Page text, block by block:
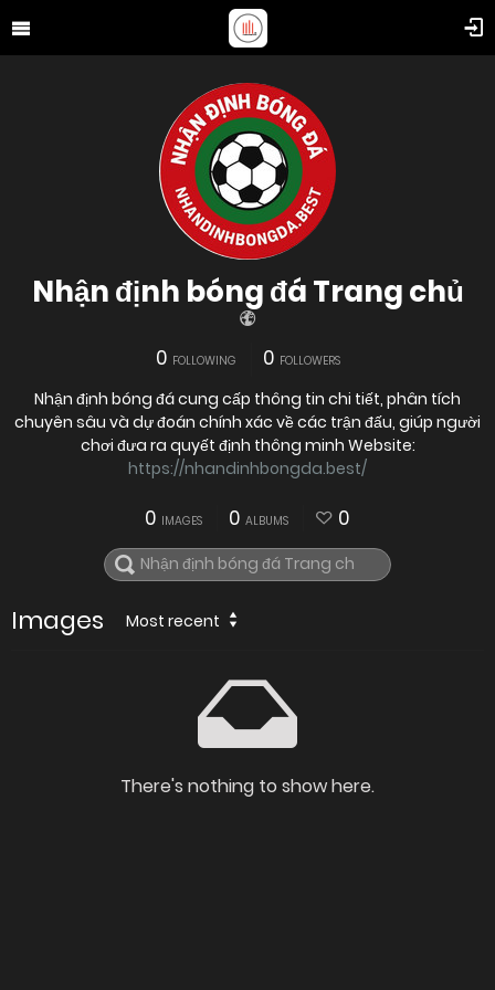
Nhận định bóng đá Trang chủ
0 FOLLOWING 0 FOLLOWERS
Nhận định bóng đá cung cấp thông tin chi tiết, phân tích
chuyên sâu và dự đoán chính xác về các trận đấu, giúp người
chơi đưa ra quyết định thông minh Website:
https://nhandinhbongda.best/
0 IMAGES 0 ALBUMS 0
Images Most recent
There's nothing to show here.